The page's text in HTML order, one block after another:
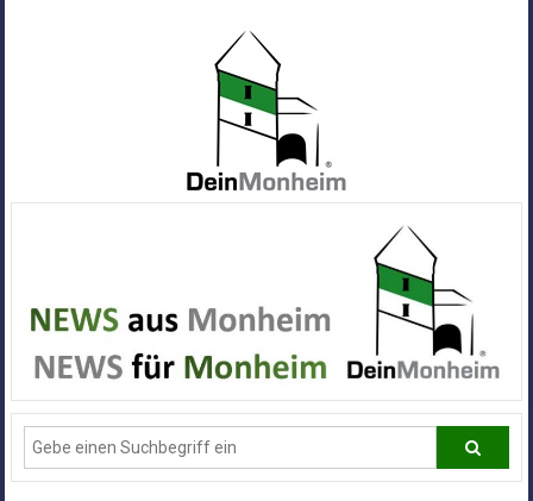
Alle
News
aus
Deiner
Stadt